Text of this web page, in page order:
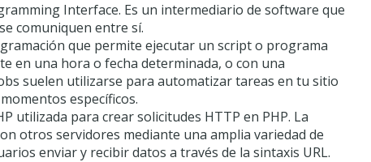
Interface. Es un intermediario de software que
comuniquen entre sí.
que permite ejecutar un script o programa
en una hora o fecha determinada, o con una
suelen utilizarse para automatizar tareas en tu sitio
específicos.
utilizada para crear solicitudes HTTP en PHP. La
otros servidores mediante una amplia variedad de
enviar y recibir datos a través de la sintaxis URL.